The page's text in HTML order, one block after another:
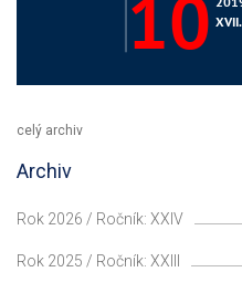
celý archiv
Archiv
Rok 2026 / Ročník: XXIV
Rok 2025 / Ročník: XXIII